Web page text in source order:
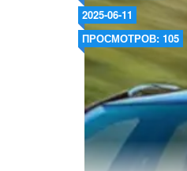
2025-06-11
ПРОСМОТРОВ: 105